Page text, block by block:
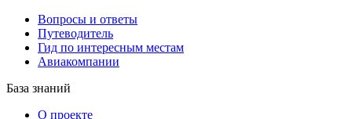
Вопросы и ответы
Путеводитель
Гид по интересным местам
Авиакомпании
База знаний
О проекте